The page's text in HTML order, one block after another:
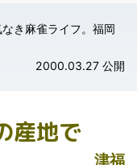
き麻雀ライフ。福岡
2000.03.27 公開
産地で
津福